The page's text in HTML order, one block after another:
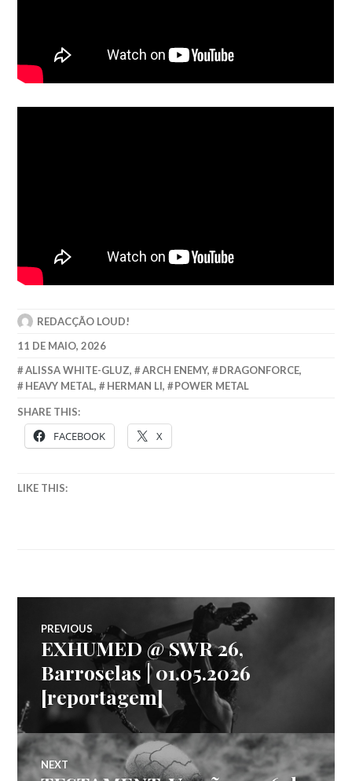
REDACÇÃO LOUD!
11 DE MAIO, 2026
ALISSA WHITE-GLUZ, ARCH ENEMY, DRAGONFORCE,
HEAVY METAL, HERMAN LI, POWER METAL
SHARE THIS:
FACEBOOK X
LIKE THIS:
Navegação
de
artigos
PREVIOUS
Previous
EXHUMED @ SWR 26,
Barroselas | 01.05.2026
[reportagem]
NEXT